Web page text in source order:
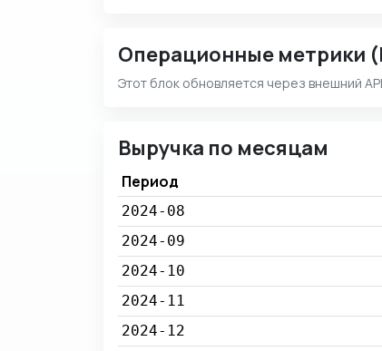
Операционные метрики
Этот блок обновляется через внешний
Выручка по месяцам
Период
2024-08
2024-09
2024-10
2024-11
2024-12